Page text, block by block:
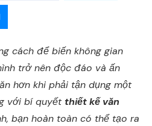
cách để biến không gian
trở nên độc đáo và ấn
hơn khi phải tận dụng một
với bí quyết thiết kế văn
bạn hoàn toàn có thể tạo ra